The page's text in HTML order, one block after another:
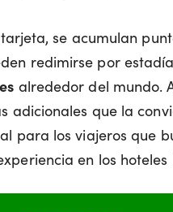
se acumulan
redimirse por
alrededor del mundo.
adicionales que la
para los viajeros que
en los hoteles